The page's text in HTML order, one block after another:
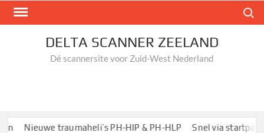
Zoek
DELTA SCANNER ZEELAND
Dé scannersite voor Zuid-West Nederland
Nieuwe traumaheli’s PH-HIP & PH-HLP Snel via startpagina